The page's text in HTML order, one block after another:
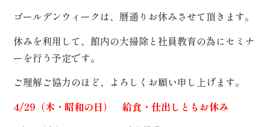
/
格
で
ゴールデンウィークは、暦通りお休みさせて頂きます。
休みを利用して、館内の大掃除と社員教育の為にセミナ
ーを行う予定です。
ご理解ご協力のほど、よろしくお願い申し上げます。
4/29（木・昭和の日） 給食・仕出しともお休み